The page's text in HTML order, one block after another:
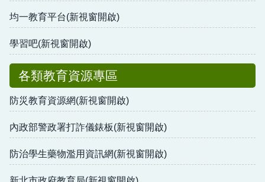
均一教育平台(新視窗開啟)
學習吧(新視窗開啟)
各類教育資源專區
防災教育資源網(新視窗開啟)
內政部警政署打詐儀錶板(新視窗開啟)
防治學生藥物濫用資訊網(新視窗開啟)